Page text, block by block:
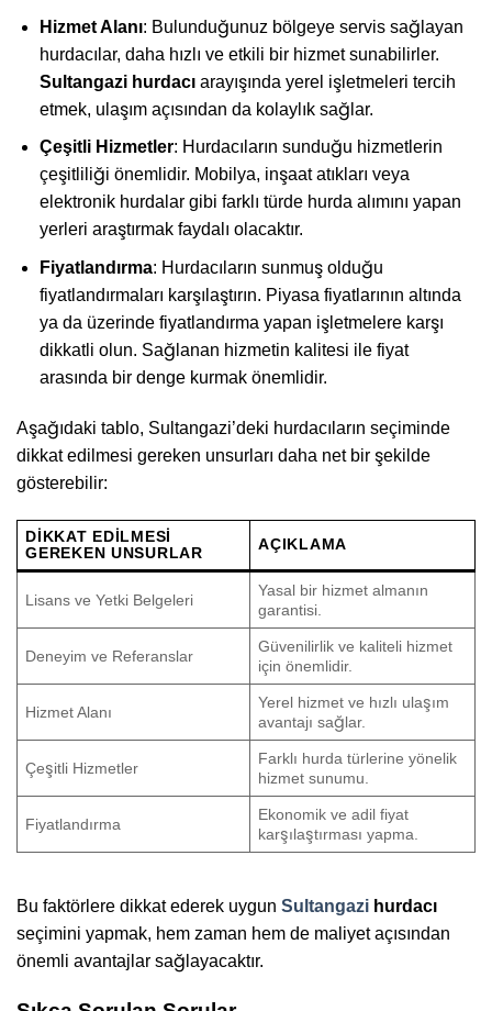
Hizmet Alanı: Bulunduğunuz bölgeye servis sağlayan
hurdacılar, daha hızlı ve etkili bir hizmet sunabilirler.
Sultangazi hurdacıarayışında yerel işletmeleri tercih
etmek, ulaşım açısından da kolaylık sağlar.
Çeşitli Hizmetler: Hurdacıların sunduğu hizmetlerin
çeşitliliği önemlidir. Mobilya, inşaat atıkları veya
elektronik hurdalar gibi farklı türde hurda alımını yapan
yerleri araştırmak faydalı olacaktır.
Fiyatlandırma: Hurdacıların sunmuş olduğu
fiyatlandırmaları karşılaştırın. Piyasa fiyatlarının altında
ya da üzerinde fiyatlandırma yapan işletmelere karşı
dikkatli olun. Sağlanan hizmetin kalitesi ile fiyat
arasında bir denge kurmak önemlidir.
Aşağıdaki tablo, Sultangazi’deki hurdacıların seçiminde
dikkat edilmesi gereken unsurları daha net bir şekilde
gösterebilir:
DIKKAT EDILMESI
GEREKEN UNSURLAR
AÇIKLAMA
Lisans ve Yetki Belgeleri
Yasal bir hizmet almanın
garantisi.
Deneyim ve Referanslar
Güvenilirlik ve kaliteli hizmet
için önemlidir.
Hizmet Alanı
Yerel hizmet ve hızlı ulaşım
avantajı sağlar.
Çeşitli Hizmetler
Farklı hurda türlerine yönelik
hizmet sunumu.
Fiyatlandırma
Ekonomik ve adil fiyat
karşılaştırması yapma.
Bu faktörlere dikkat ederek uygun Sultangazi hurdacı
seçimini yapmak, hem zaman hem de maliyet açısından
önemli avantajlar sağlayacaktır.